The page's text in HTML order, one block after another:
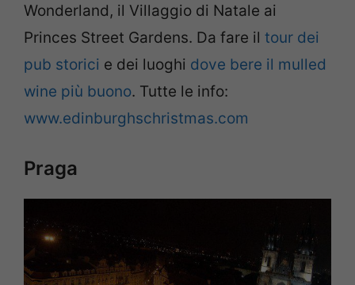
Wonderland, il Villaggio di Natale ai
Princes Street Gardens. Da fare il tour dei
pub storici e dei luoghi dove bere il mulled
wine più buono. Tutte le info:
www.edinburghschristmas.com
Praga